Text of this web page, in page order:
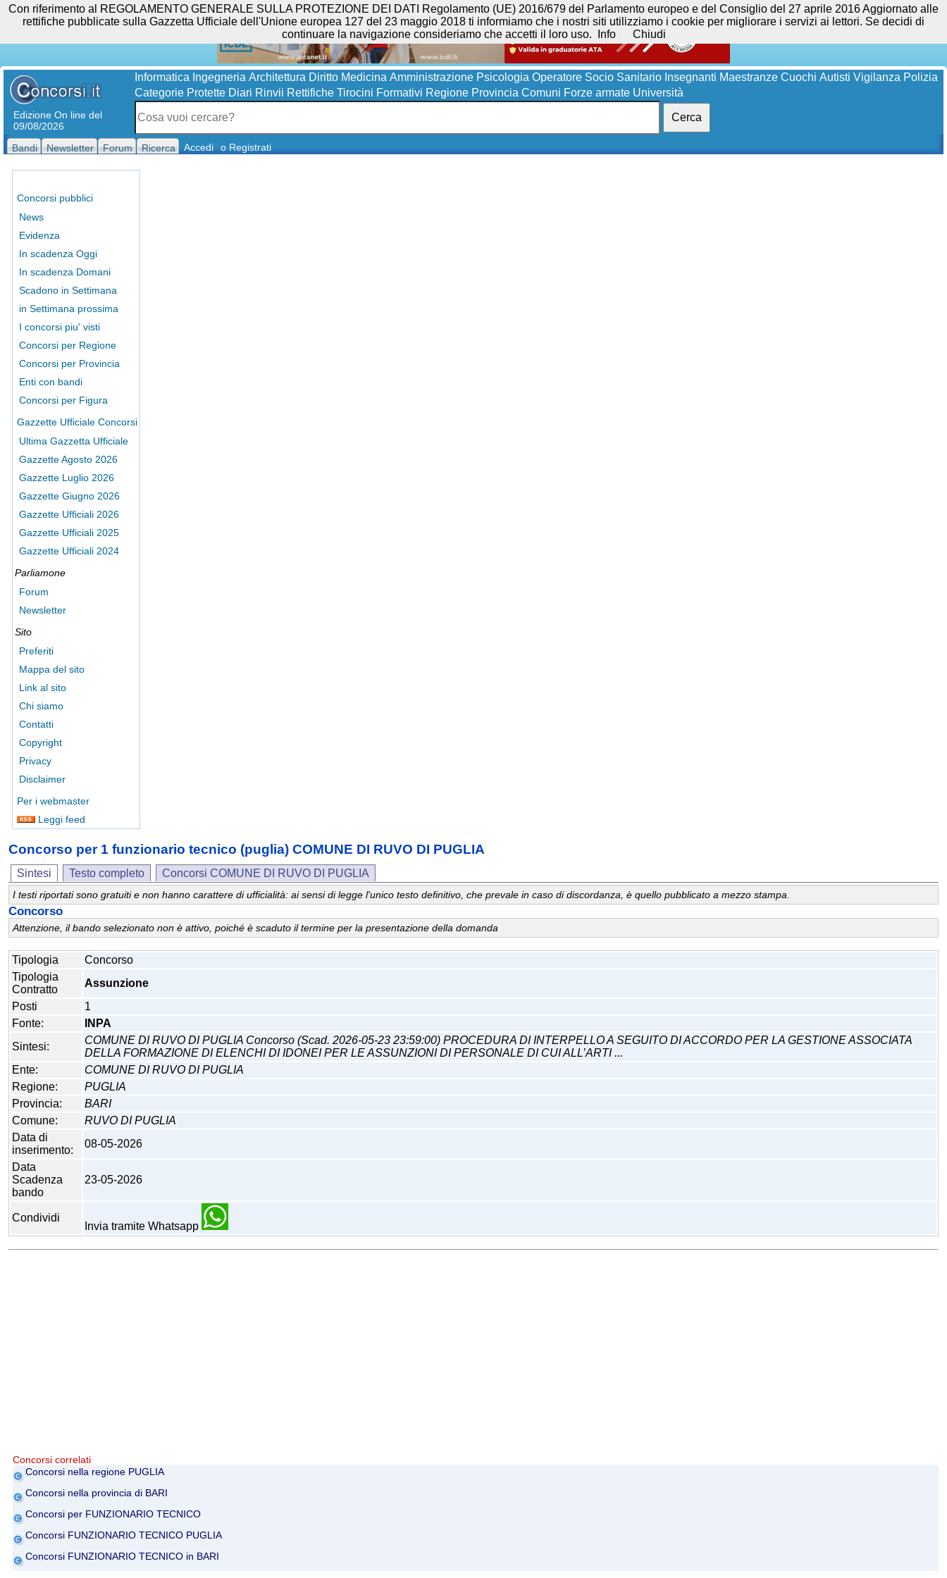
Edizione On line del
09/08/2026
Informatica Ingegneria Architettura Diritto Medicina Amministrazione Psicologia Operatore Socio Sanitario Insegnanti Maestranze Cuochi Autisti Vigilanza Polizia
Categorie Protette Diari Rinvii Rettifiche Tirocini Formativi Regione Provincia Comuni Forze armate Università
Cerca
Bandi Newsletter Forum Ricerca Accedi o Registrati
Concorsi pubblici
News
Evidenza
In scadenza Oggi
In scadenza Domani
Scadono in Settimana
in Settimana prossima
I concorsi piu' visti
Concorsi per Regione
Concorsi per Provincia
Enti con bandi
Concorsi per Figura
Gazzette Ufficiale Concorsi
Ultima Gazzetta Ufficiale
Gazzette Agosto 2026
Gazzette Luglio 2026
Gazzette Giugno 2026
Gazzette Ufficiali 2026
Gazzette Ufficiali 2025
Gazzette Ufficiali 2024
Parliamone
Forum
Newsletter
Sito
Preferiti
Mappa del sito
Link al sito
Chi siamo
Contatti
Copyright
Privacy
Disclaimer
Per i webmaster
Leggi feed
Concorso per 1 funzionario tecnico (puglia) COMUNE DI RUVO DI PUGLIA
Sintesi Testo completo Concorsi COMUNE DI RUVO DI PUGLIA
I testi riportati sono gratuiti e non hanno carattere di ufficialità: ai sensi di legge l'unico testo definitivo, che prevale in caso di discordanza, è quello pubblicato a mezzo stampa.
Concorso
Attenzione, il bando selezionato non è attivo, poiché è scaduto il termine per la presentazione della domanda
Tipologia
Concorso
Tipologia
Contratto
Assunzione
Posti
1
Fonte:
INPA
Sintesi:
COMUNE DI RUVO DI PUGLIA Concorso (Scad. 2026-05-23 23:59:00) PROCEDURA DI INTERPELLO A SEGUITO DI ACCORDO PER LA GESTIONE ASSOCIATA
DELLA FORMAZIONE DI ELENCHI DI IDONEI PER LE ASSUNZIONI DI PERSONALE DI CUI ALL’ARTI ...
Ente:
COMUNE DI RUVO DI PUGLIA
Regione:
PUGLIA
Provincia:
BARI
Comune:
RUVO DI PUGLIA
Data di
inserimento:
08-05-2026
Data
Scadenza
bando
23-05-2026
Condividi
Invia tramite Whatsapp
Concorsi correlati
Concorsi nella regione PUGLIA
Concorsi nella provincia di BARI
Concorsi per FUNZIONARIO TECNICO
Concorsi FUNZIONARIO TECNICO PUGLIA
Concorsi FUNZIONARIO TECNICO in BARI
Con riferimento al REGOLAMENTO GENERALE SULLA PROTEZIONE DEI DATI Regolamento (UE) 2016/679 del Parlamento europeo e del Consiglio del 27 aprile 2016 Aggiornato alle
rettifiche pubblicate sulla Gazzetta Ufficiale dell'Unione europea 127 del 23 maggio 2018 ti informiamo che i nostri siti utilizziamo i cookie per migliorare i servizi ai lettori. Se decidi di
continuare la navigazione consideriamo che accetti il loro uso.
Info Chiudi